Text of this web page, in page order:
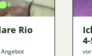
6
Rio
Angebot